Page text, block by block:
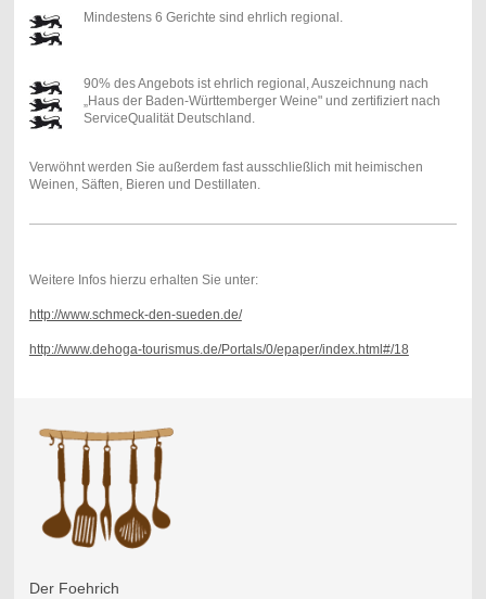
Mindestens 6 Gerichte sind ehrlich regional.
90% des Angebots ist ehrlich regional, Auszeichnung nach
„Haus der Baden-Württemberger Weine" und zertifiziert nach
ServiceQualität Deutschland.
Verwöhnt werden Sie außerdem fast ausschließlich mit heimischen
Weinen, Säften, Bieren und Destillaten.
Weitere Infos hierzu erhalten Sie unter:
http://www.schmeck-den-sueden.de/
http://www.dehoga-tourismus.de/Portals/0/epaper/index.html#/18
Der Foehrich